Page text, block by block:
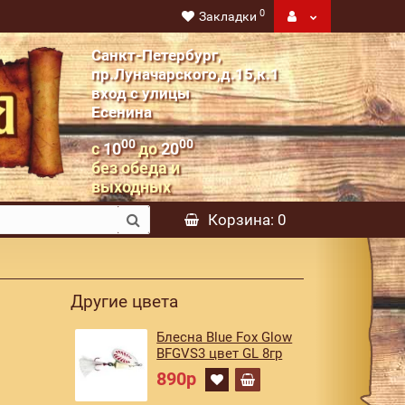
Закладки 0
Санкт-Петербург,
пр.Луначарского,д.15,к.1
вход с улицы
Есенина
с1000до2000
без обеда и
выходных
Корзина: 0
Другие цвета
Блесна Blue Fox Glow
BFGVS3 цвет GL 8гр
890р